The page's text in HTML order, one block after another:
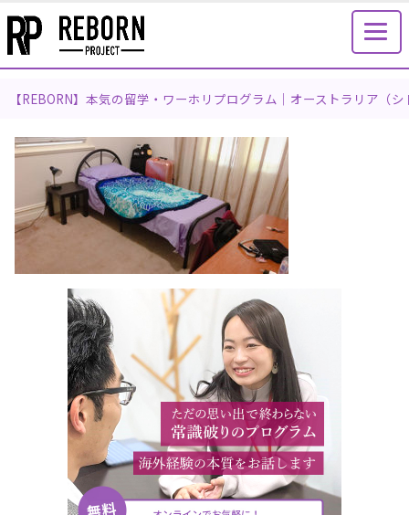
【REBORN】本気の留学・ワーホリプログラム｜オーストラリア（